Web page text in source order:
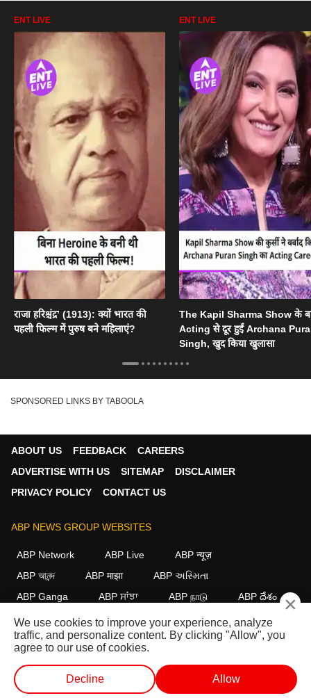
ENT LIVE
राजा हरिश्चंद्र’ (1913): क्यों भारत की
पहली फिल्म में पुरुष बने महिलाएं?
ENT LIVE
The Kapil Sharma Show के
Acting से दूर हुईं Archana
Singh, खुद किया खुलासा
SPONSORED LINKS BY TABOOLA
ABOUT US FEEDBACK
CAREERS
ADVERTISE WITH US
SITEMAP
DISCLAIMER
PRIVACY POLICY
CONTACT US
ABP NEWS GROUP WEBSITES
ABP Network ABP Live
ABP न्यूज़
ABP আনন্দ
ABP माझा
ABP અસ્મિતા
ABP Ganga
ABP ਸਾਂਝਾ ABP நாடு ABP దేశం
FOLLOW US
This website follows the DNPA Code of Ethics. Copyright@2026.
All rights reserved.
×
We use cookies to improve your experience, analyze
traffic, and personalize content. By clicking "Allow", you
agree to our use of cookies.
Decline Allow